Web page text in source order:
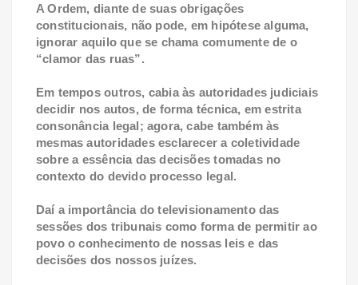
A Ordem, diante de suas obrigações
constitucionais, não pode, em hipótese alguma,
ignorar aquilo que se chama comumente de o
“clamor das ruas”.
Em tempos outros, cabia às autoridades judiciais
decidir nos autos, de forma técnica, em estrita
consonância legal; agora, cabe também às
mesmas autoridades esclarecer a coletividade
sobre a essência das decisões tomadas no
contexto do devido processo legal.
Daí a importância do televisionamento das
sessões dos tribunais como forma de permitir ao
povo o conhecimento de nossas leis e das
decisões dos nossos juízes.